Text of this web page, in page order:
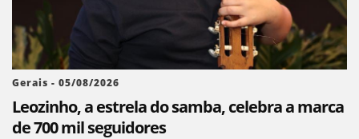
Gerais - 05/08/2026
Leozinho, a estrela do samba, celebra a marca
de 700 mil seguidores